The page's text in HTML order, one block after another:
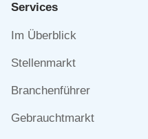
Services
Navigation
Im Überblick
Stellenmarkt
Branchenführer
Gebrauchtmarkt